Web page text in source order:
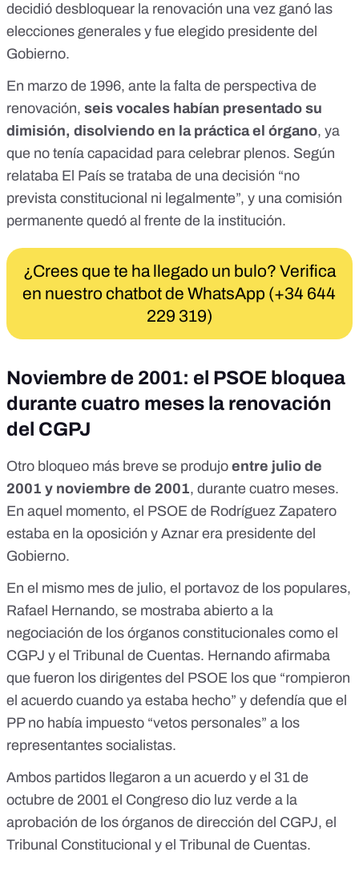
decidió desbloquear la renovación una vez ganó las
elecciones generales y fue elegido presidente del
Gobierno.
En marzo de 1996, ante la falta de perspectiva de
renovación, seis vocales habían presentado su
dimisión, disolviendo en la práctica el órgano, ya
que no tenía capacidad para celebrar plenos. Según
relataba El País se trataba de una decisión “no
prevista constitucional ni legalmente”, y una comisión
permanente quedó al frente de la institución.
¿Crees que te ha llegado un bulo? Verifica
en nuestro chatbot de WhatsApp (+34 644
229 319)
Noviembre de 2001: el PSOE bloquea
durante cuatro meses la renovación
del CGPJ
Otro bloqueo más breve se produjo entre julio de
2001 y noviembre de 2001, durante cuatro meses.
En aquel momento, el PSOE de Rodríguez Zapatero
estaba en la oposición y Aznar era presidente del
Gobierno.
En el mismo mes de julio, el portavoz de los populares,
Rafael Hernando, se mostraba abierto a la
negociación de los órganos constitucionales como el
CGPJ y el Tribunal de Cuentas. Hernando afirmaba
que fueron los dirigentes del PSOE los que “rompieron
el acuerdo cuando ya estaba hecho” y defendía que el
PP no había impuesto “vetos personales” a los
representantes socialistas.
Ambos partidos llegaron a un acuerdo y el 31 de
octubre de 2001 el Congreso dio luz verde a la
aprobación de los órganos de dirección del CGPJ, el
Tribunal Constitucional y el Tribunal de Cuentas.